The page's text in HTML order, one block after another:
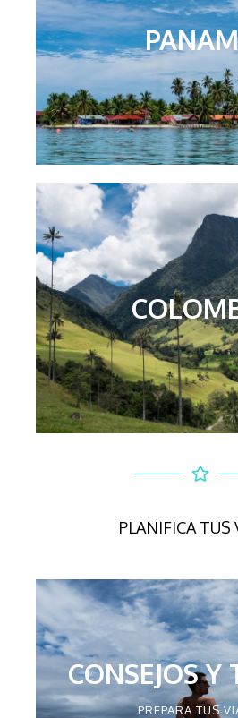
PLANIFICA TUS
CONSEJOS Y
PREPARA TUS